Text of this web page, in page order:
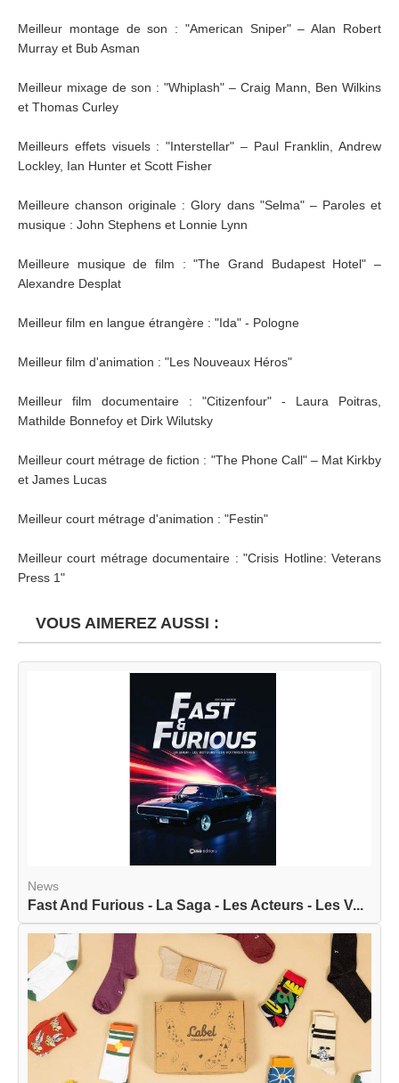
Meilleur montage de son : "American Sniper" – Alan Robert
Murray et Bub Asman
Meilleur mixage de son : "Whiplash" – Craig Mann, Ben Wilkins
et Thomas Curley
Meilleurs effets visuels : "Interstellar" – Paul Franklin, Andrew
Lockley, Ian Hunter et Scott Fisher
Meilleure chanson originale : Glory dans "Selma" – Paroles et
musique : John Stephens et Lonnie Lynn
Meilleure musique de film : "The Grand Budapest Hotel" –
Alexandre Desplat
Meilleur film en langue étrangère : "Ida" - Pologne
Meilleur film d'animation : "Les Nouveaux Héros"
Meilleur film documentaire : "Citizenfour" - Laura Poitras,
Mathilde Bonnefoy et Dirk Wilutsky
Meilleur court métrage de fiction : "The Phone Call" – Mat Kirkby
et James Lucas
Meilleur court métrage d'animation : "Festin"
Meilleur court métrage documentaire : "Crisis Hotline: Veterans
Press 1"
VOUS AIMEREZ AUSSI :
News
Fast And Furious - La Saga - Les Acteurs - Les V...